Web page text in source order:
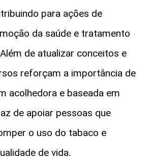
para ações de
da saúde e tratamento
de atualizar conceitos e
reforçam a importância de
acolhedora e baseada em
de apoiar pessoas que
o uso do tabaco e
de vida.